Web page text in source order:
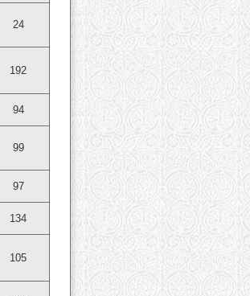
24
192
94
99
97
134
105